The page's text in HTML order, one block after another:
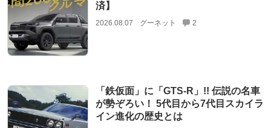
済】
2026.08.07 グーネット 2
「鉄仮面」に「GTS-R」!! 伝説の名車
が勢ぞろい！ 5代目から7代目スカイラ
イン進化の歴史とは